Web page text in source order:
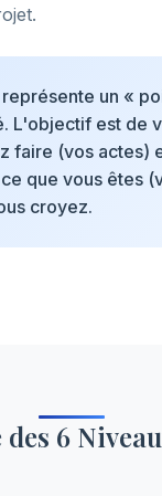
un «
L'objectif est de
faire (vos actes)
que vous êtes
croyez.
6